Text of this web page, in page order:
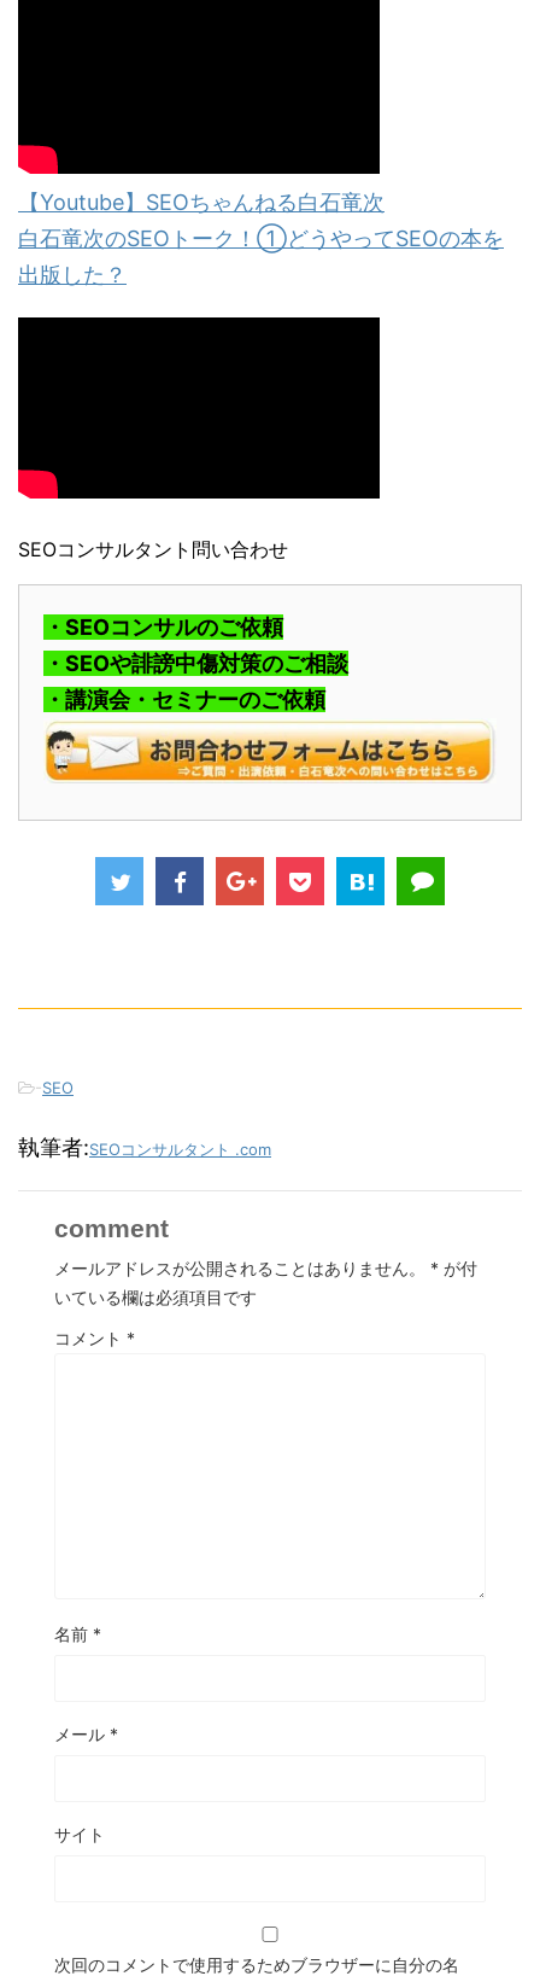
【Youtube】SEOちゃんねる白石竜次
白石竜次のSEOトーク！①どうやってSEOの本を
出版した？
SEOコンサルタント問い合わせ
・SEOコンサルのご依頼
・SEOや誹謗中傷対策のご相談
・講演会・セミナーのご依頼
-SEO
執筆者:SEOコンサルタント .com
comment
メールアドレスが公開されることはありません。 * が付
いている欄は必須項目です
コメント *
名前 *
メール *
サイト
次回のコメントで使用するためブラウザーに自分の名